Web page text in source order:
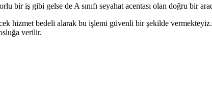
bir iş gibi gelse de A sınıfı seyahat acentası olan doğru bir
hizmet bedeli alarak bu işlemi güvenli bir şekilde
verilir.